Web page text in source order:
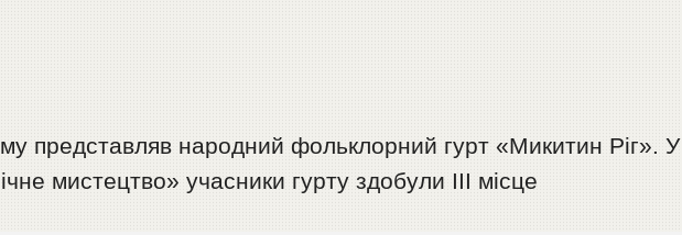
представляв народний фольклорний гурт «Микитин Ріг». У
мистецтво» учасники гурту здобули III місце